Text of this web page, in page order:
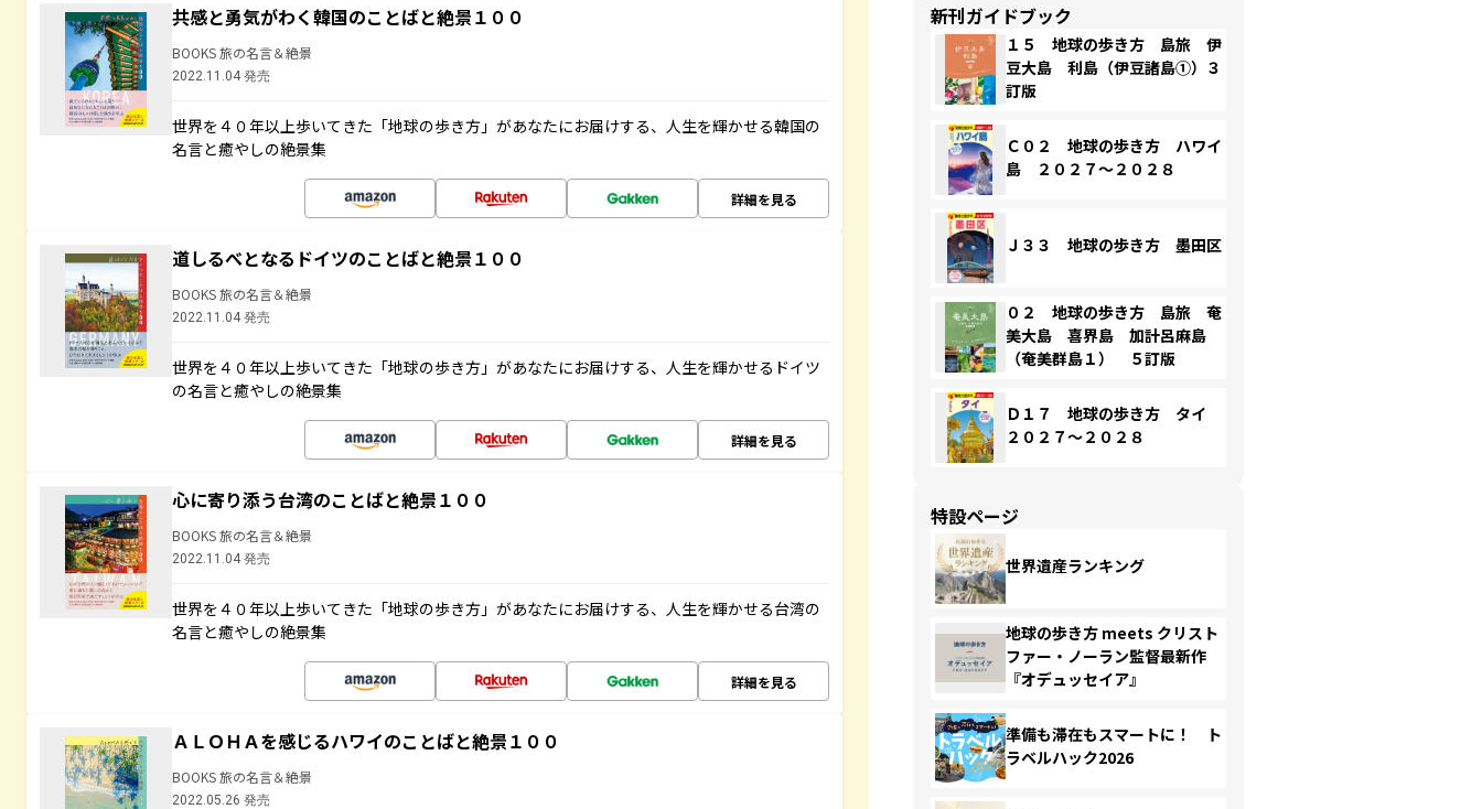
共感と勇気がわく韓国のことばと絶景１００
BOOKS 旅の名言＆絶景
2022.11.04 発売
世界を４０年以上歩いてきた「地球の歩き方」があなたにお届けする、人生を輝かせる韓国の
名言と癒やしの絶景集
詳細を見る
道しるべとなるドイツのことばと絶景１００
BOOKS 旅の名言＆絶景
2022.11.04 発売
世界を４０年以上歩いてきた「地球の歩き方」があなたにお届けする、人生を輝かせるドイツ
の名言と癒やしの絶景集
詳細を見る
心に寄り添う台湾のことばと絶景１００
BOOKS 旅の名言＆絶景
2022.11.04 発売
世界を４０年以上歩いてきた「地球の歩き方」があなたにお届けする、人生を輝かせる台湾の
名言と癒やしの絶景集
詳細を見る
ＡＬＯＨＡを感じるハワイのことばと絶景１００
BOOKS 旅の名言＆絶景
2022.05.26 発売
新刊ガイドブック
１５ 地球の歩き方 島旅 伊
豆大島 利島（伊豆諸島①）３
訂版
Ｃ０２ 地球の歩き方 ハワイ
島 ２０２７～２０２８
Ｊ３３ 地球の歩き方 墨田区
０２ 地球の歩き方 島旅 奄
美大島 喜界島 加計呂麻島
（奄美群島１） ５訂版
Ｄ１７ 地球の歩き方 タイ
２０２７～２０２８
特設ページ
世界遺産ランキング
地球の歩き方 meets クリスト
ファー・ノーラン監督最新作
『オデュッセイア』
準備も滞在もスマートに！ ト
ラベルハック2026